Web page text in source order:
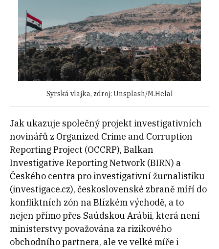
Syrská vlajka, zdroj: Unsplash/M.Helal
Jak ukazuje společný projekt investigativních
novinářů z Organized Crime and Corruption
Reporting Project (OCCRP), Balkan
Investigative Reporting Network (BIRN) a
Českého centra pro investigativní žurnalistiku
(investigace.cz), československé zbraně míří do
konfliktních zón na Blízkém východě, a to
nejen přímo přes Saúdskou Arábii, která není
ministerstvy považována za rizikového
obchodního partnera, ale ve velké míře i